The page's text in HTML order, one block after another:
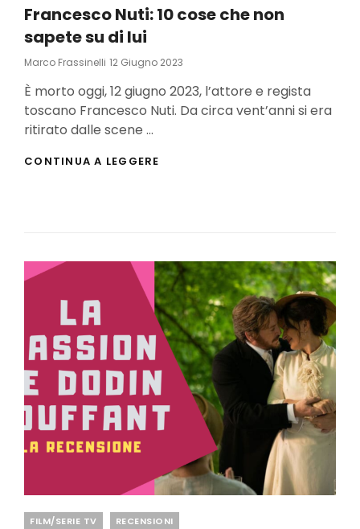
Francesco Nuti: 10 cose che non
sapete su di lui
Marco Frassinelli Posted
12 Giugno 2023
È morto oggi, 12 giugno 2023, l’attore e regista
toscano Francesco Nuti. Da circa vent’anni si era
ritirato dalle scene …
CONTINUA A LEGGERE
SU
DI
LUI
Categories
FILM/SERIE TV RECENSIONI